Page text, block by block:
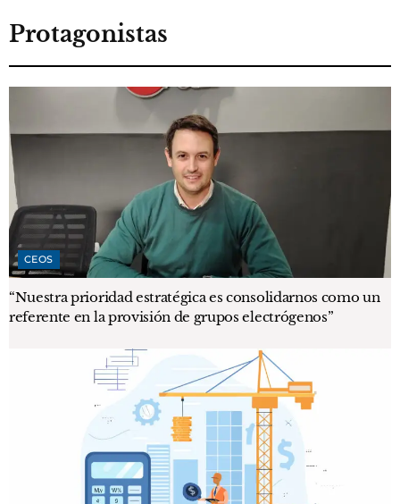
Protagonistas
CEOS
“Nuestra prioridad estratégica es consolidarnos como un
referente en la provisión de grupos electrógenos”